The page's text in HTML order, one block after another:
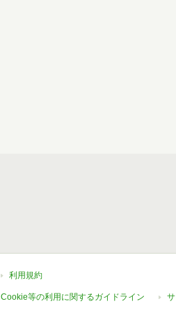
利用規約
Cookie等の利用に関するガイドライン